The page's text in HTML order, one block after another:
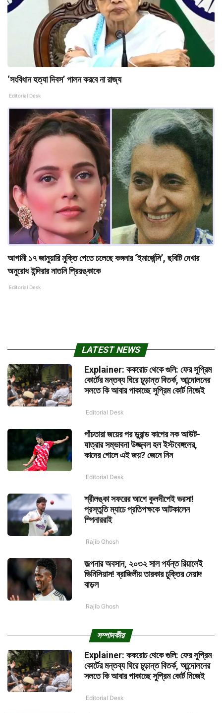
‘সংবিধান হত্যা দিবস’ পালন করবে না রাজ্য
Editorial Desk
আগামী ১৭ জানুয়ারি মুক্তি পেতে চলেছে কঙ্গনার ‘ইমার্জেন্সি’, ছবিটি দেখার
অনুরোধ ইন্দিরার নাতনি প্রিয়ঙ্কাকে
Editorial Desk
LATEST NEWS
Explainer: ককরোচ থেকে গুলি: ফের সুপ্রিম
কোর্টের মন্তব্য ঘিরে চূড়ান্ত বিতর্ক, আন্দোলনের
সলতে কি আবার পাকাচ্ছে সুপ্রিম কোর্ট নিজেই
Editorial Desk
পাঁচতারা জয়ের পর ডুরান্ড কাপের নক আউট-
যাত্রার সম্ভাবনা উজ্জ্বল হল ইস্টবেঙ্গলের,
কাদের গোলে এই জয়? জেনে নিন
Editorial Desk
শ্রীলঙ্কা সফরের আগে কুলদীপেই ভরসা!
প্রস্তুতি ম্যাচে প্রতিপক্ষকে আটকালেন
স্পিনাররাই
Rajib Ghosh
জল্পনার অবসান, ২০৩২ সাল পর্যন্ত রিয়ালেই
ভিনিসিয়াস! ব্রাজিলীয় তারকার চুক্তির মেয়াদ
বাড়ল
Rajib Ghosh
সম্পাদকীয়
Explainer: ককরোচ থেকে গুলি: ফের সুপ্রিম
কোর্টের মন্তব্য ঘিরে চূড়ান্ত বিতর্ক, আন্দোলনের
সলতে কি আবার পাকাচ্ছে সুপ্রিম কোর্ট নিজেই
Editorial Desk